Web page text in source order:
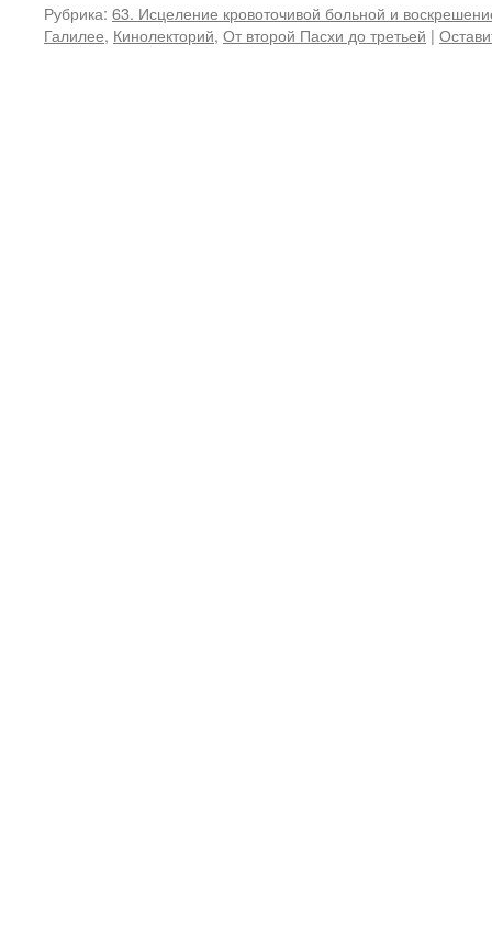
Рубрика: 63. Исцеление кровоточивой больной и
Галилее, Кинолекторий, От второй Пасхи до третьей |